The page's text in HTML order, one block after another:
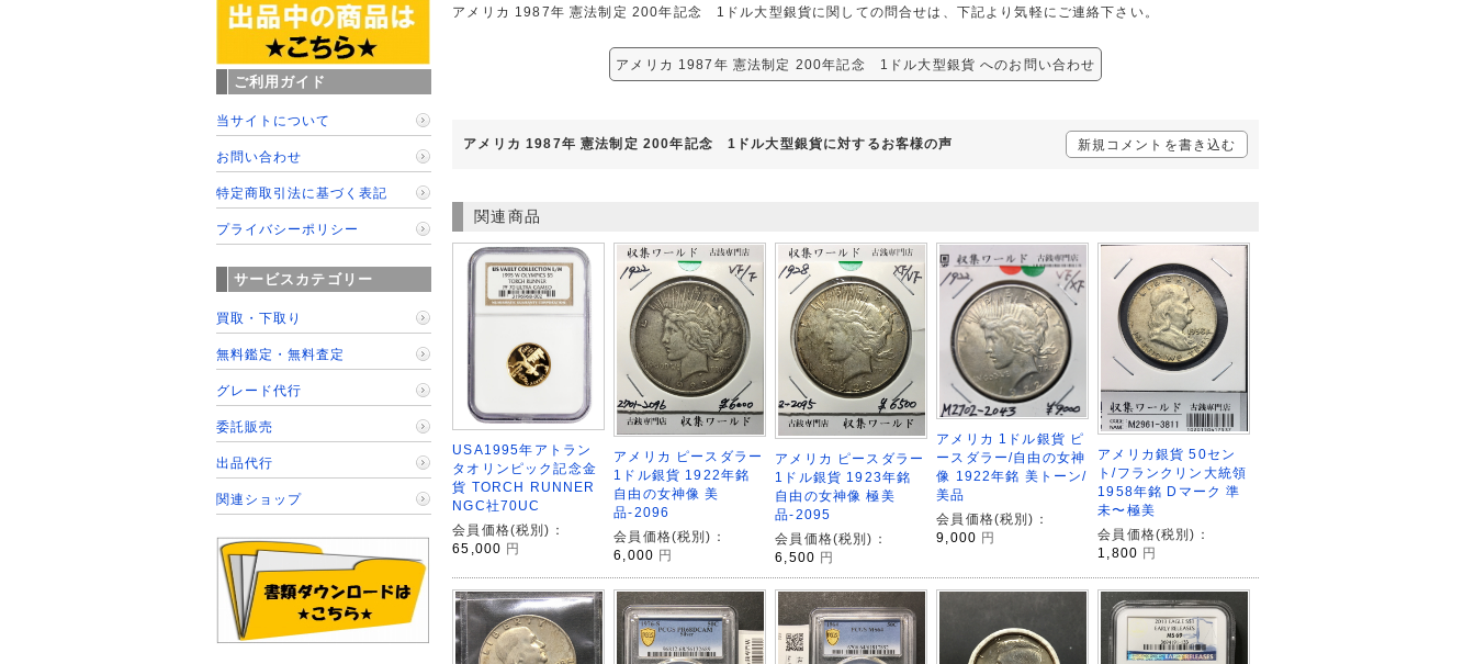
アメリカ 1987年 憲法制定 200年記念 1ドル大型銀貨に関しての問合せは、下記より気軽にご連絡下さい。
アメリカ 1987年 憲法制定 200年記念 1ドル大型銀貨 へのお問い合わせ
アメリカ 1987年 憲法制定 200年記念 1ドル大型銀貨に対するお客様の声 新規コメントを書き込む
関連商品
USA1995年アトラン
タオリンピック記念金
貨 TORCH RUNNER
NGC社70UC
会員価格(税別)：
65,000 円
アメリカ ピースダラー
1ドル銀貨 1922年銘
自由の女神像 美
品-2096
会員価格(税別)：
6,000 円
アメリカ ピースダラー
1ドル銀貨 1923年銘
自由の女神像 極美
品-2095
会員価格(税別)：
6,500 円
アメリカ 1ドル銀貨 ピ
ースダラー/自由の女神
像 1922年銘 美トーン/
美品
会員価格(税別)：
9,000 円
アメリカ銀貨 50セン
ト/フランクリン大統領
1958年銘 Dマーク 準
未〜極美
会員価格(税別)：
1,800 円
ご利用ガイド
当サイトについて
お問い合わせ
特定商取引法に基づく表記
プライバシーポリシー
サービスカテゴリー
買取・下取り
無料鑑定・無料査定
グレード代行
委託販売
出品代行
関連ショップ